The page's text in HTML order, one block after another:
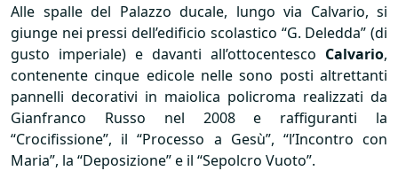
Alle spalle del Palazzo ducale, lungo via Calvario, si
giunge nei pressi dell’edificio scolastico “G. Deledda” (di
gusto imperiale) e davanti all’ottocentesco Calvario,
contenente cinque edicole nelle sono posti altrettanti
pannelli decorativi in maiolica policroma realizzati da
Gianfranco Russo nel 2008 e raffiguranti la
“Crocifissione”, il “Processo a Gesù”, “l’Incontro con
Maria”, la “Deposizione” e il “Sepolcro Vuoto”.